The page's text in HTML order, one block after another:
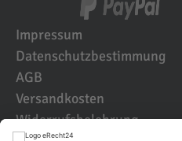
Impressum
Datenschutzbestimmung
AGB
Versandkosten
Widerrufsbelehrung